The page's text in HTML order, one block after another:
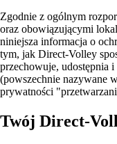
Zgodnie z ogólnym
oraz obowiązującymi
niniejsza informacja o
tym, jak Direct-Volley
przechowuje, udostępnia
(powszechnie nazywane
prywatności
Twój Direct-